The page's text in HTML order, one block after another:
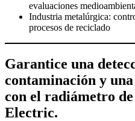
evaluaciones
Industria metalúrgica:
procesos de reciclado
Garantice una
contaminación y
con el radiámetro
Electric.